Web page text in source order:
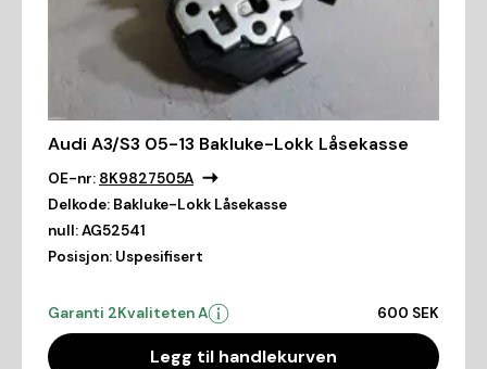
Audi A3/S3 05-13 Bakluke-Lokk Låsekasse
OE-nr: 8K9827505A
Delkode: Bakluke-Lokk Låsekasse
null:AG52541
Posisjon: Uspesifisert
Garanti 2Kvaliteten A 600 SEK
Legg til handlekurven